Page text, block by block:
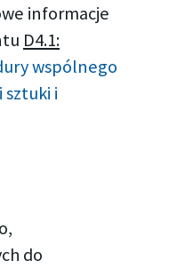
informacje
D4.1:
wspólnego
sztuki i
do